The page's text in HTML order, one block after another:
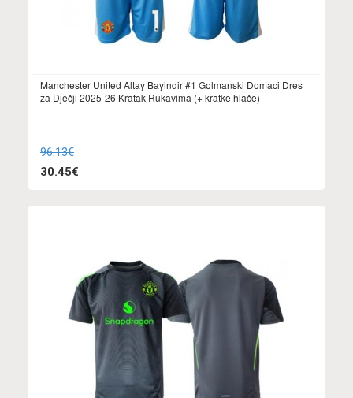
Manchester United Altay Bayindir #1 Golmanski Domaci Dres
za Dječji 2025-26 Kratak Rukavima (+ kratke hlače)
96.13€
30.45€